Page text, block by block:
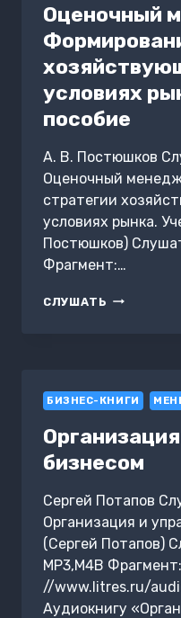
Оценочный
условиях
пособие
А. В. Постюшков
Оценочный
стратегии
условиях рынка.
Постюшков)
Фрагмент:…
СЛУШАТЬ
В
РЫНКА.
ПОСОБИЕ
БИЗНЕС-КНИГИ
бизнесом
Сергей Потапов
Организация и
(Сергей Потапов)
MP3,M4B
//www.litres.ru/
Аудиокнигу